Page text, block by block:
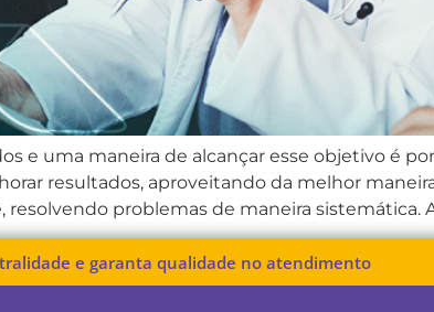
e uma maneira de alcançar esse objetivo é
resultados, aproveitando da melhor
problemas de maneira sistemática.
e garanta qualidade no atendimento